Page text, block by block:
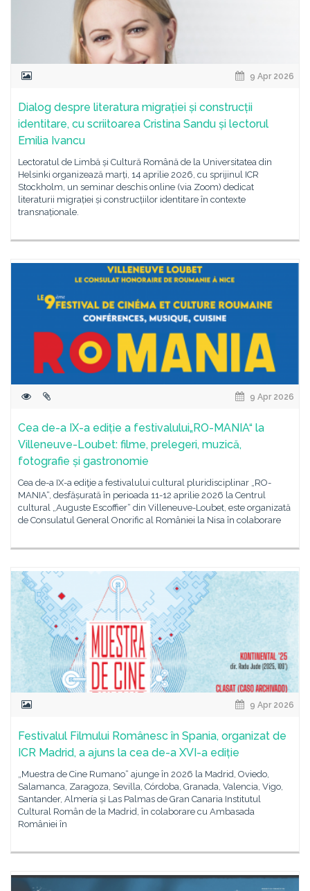
9 Apr 2026
Dialog despre literatura migrației și construcții
identitare, cu scriitoarea Cristina Sandu și lectorul
Emilia Ivancu
Lectoratul de Limbă și Cultură Română de la Universitatea din
Helsinki organizează marți, 14 aprilie 2026, cu sprijinul ICR
Stockholm, un seminar deschis online (via Zoom) dedicat
literaturii migrației și construcțiilor identitare în contexte
transnaționale.
9 Apr 2026
Cea de-a IX-a ediție a festivalului„RO-MANIA“ la
Villeneuve-Loubet: filme, prelegeri, muzică,
fotografie și gastronomie
Cea de-a IX-a ediţie a festivalului cultural pluridisciplinar „RO-
MANIA“, desfășurată în perioada 11-12 aprilie 2026 la Centrul
cultural „Auguste Escoffier“ din Villeneuve-Loubet, este organizată
de Consulatul General Onorific al României la Nisa în colaborare
9 Apr 2026
Festivalul Filmului Românesc în Spania, organizat de
ICR Madrid, a ajuns la cea de-a XVI-a ediție
„Muestra de Cine Rumano“ ajunge în 2026 la Madrid, Oviedo,
Salamanca, Zaragoza, Sevilla, Córdoba, Granada, Valencia, Vigo,
Santander, Almería și Las Palmas de Gran Canaria Institutul
Cultural Român de la Madrid, în colaborare cu Ambasada
României în